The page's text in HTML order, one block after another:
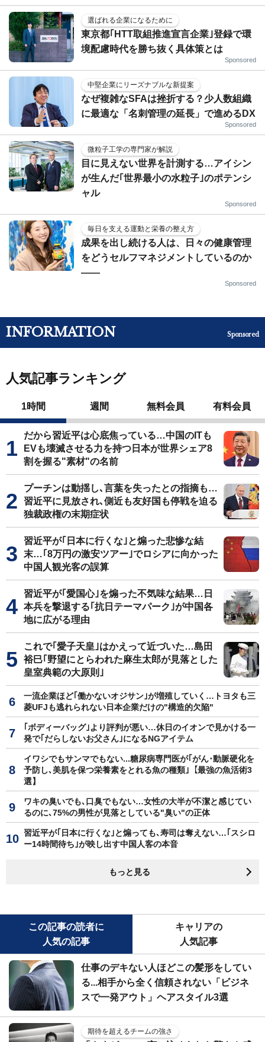
選ばれる企業になるために
東京都｢HTT取組推進宣言企業｣登録で環
境配慮時代を勝ち抜く具体策とは
Sponsored
中堅企業にリーズナブルな新提案
なぜ複雑なSFAは挫折する？少人数組織
に最適な「名刺管理の延長」で進めるDX
Sponsored
微粒子工学の専門家が解説
目に見えない世界を計測する…アイシン
が生んだ｢世界最小の水粒子｣のポテンシ
ャル
Sponsored
毎日を支える運動と栄養の整え方
成果を出し続ける人は、日々の健康管理
をどうセルフマネジメントしているのか
——
Sponsored
INFORMATION Sponsored
人気記事ランキング
1時間 週間 無料会員 有料会員
だから習近平は心底焦っている…中国のITも
EVも壊滅させる力を持つ日本が世界シェア8
割を握る"素材"の名前
プーチンは動揺し､言葉を失ったとの指摘も…
習近平に見放され､側近も友好国も停戦を迫る
独裁政権の末期症状
習近平が｢日本に行くな｣と煽った悲惨な結
末…｢8万円の激安ツアー｣でロシアに向かった
中国人観光客の誤算
習近平が｢愛国心｣を煽った不気味な結果…日
本兵を撃退する｢抗日テーマパーク｣が中国各
地に広がる理由
これで｢愛子天皇｣はかえって近づいた…島田
裕巳｢野望にとらわれた麻生太郎が見落とした
皇室典範の大原則｣
一流企業ほど｢働かないオジサン｣が増殖していく…トヨタも三
菱UFJも逃れられない日本企業だけの"構造的欠陥"
｢ボディーバッグ｣より評判が悪い…休日のイオンで見かける一
発で｢だらしないお父さん｣になるNGアイテム
イワシでもサンマでもない...糖尿病専門医が｢がん･動脈硬化を
予防し､美肌を保つ栄養素をとれる魚の種類｣【最強の魚活術3
選】
ワキの臭いでも､口臭でもない…女性の大半が不潔と感じてい
るのに､75%の男性が見落としている"臭い"の正体
習近平が｢日本に行くな｣と煽っても､寿司は奪えない…｢スシロ
ー14時間待ち｣が映し出す中国人客の本音
もっと見る
この記事の読者に
人気の記事
キャリアの
人気記事
仕事のデキない人ほどこの髪形をしてい
る...相手から全く信頼されない「ビジネ
スで一発アウト」ヘアスタイル3選
期待を超えるチームの強さ